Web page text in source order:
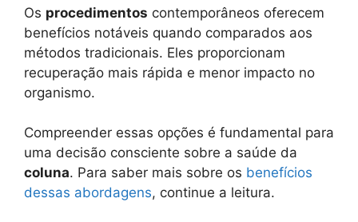
Os procedimentos contemporâneos oferecem
benefícios notáveis quando comparados aos
métodos tradicionais. Eles proporcionam
recuperação mais rápida e menor impacto no
organismo.
Compreender essas opções é fundamental para
uma decisão consciente sobre a saúde da
coluna. Para saber mais sobre os benefícios
dessas abordagens, continue a leitura.